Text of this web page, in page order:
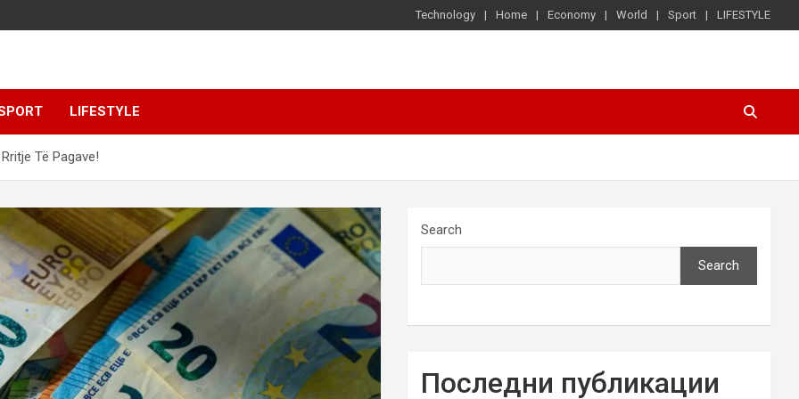
Technology Home Economy World Sport LIFESTYLE
LIFESTYLE
Të Pagave!
Search
Search
Последни публикации